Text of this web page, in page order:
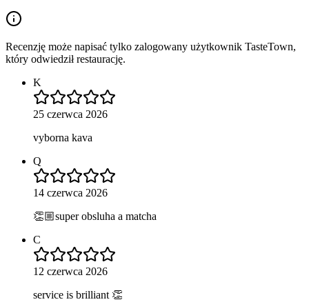
Recenzję może napisać tylko zalogowany użytkownik TasteTown,
który odwiedził restaurację.
K
25 czerwca 2026
vyborna kava
Q
14 czerwca 2026
👏🏼super obsluha a matcha
C
12 czerwca 2026
service is brilliant 👏